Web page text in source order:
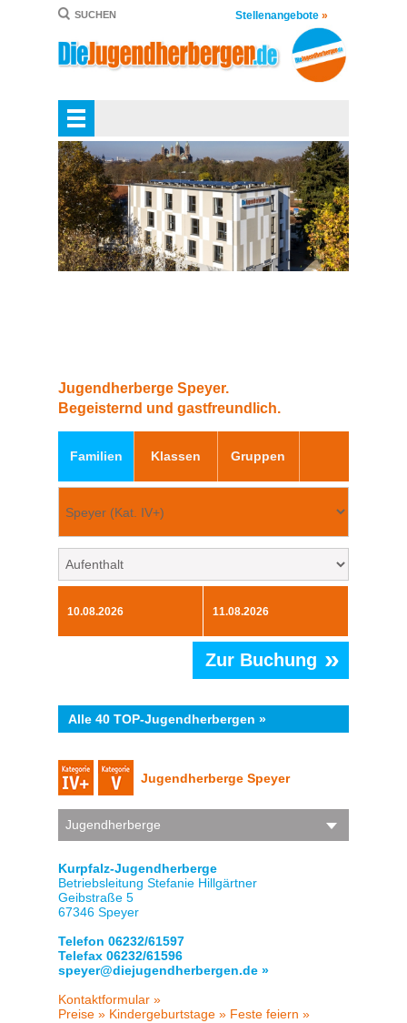
SUCHEN Stellenangebote »
Jugendherberge Speyer.
Begeisternd und gastfreundlich.
Familien Klassen Gruppen
Zur Buchung »
Alle 40 TOP-Jugendherbergen »
Jugendherberge Speyer
Jugendherberge
Kurpfalz-Jugendherberge
Betriebsleitung Stefanie Hillgärtner
Geibstraße 5
67346 Speyer
Telefon 06232/61597
Telefax 06232/61596
speyer@diejugendherbergen.de »
Kontaktformular »
Preise » Kindergeburtstage » Feste feiern »